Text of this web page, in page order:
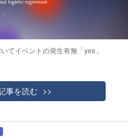
てイベントの発生有無「yes」
事を読む